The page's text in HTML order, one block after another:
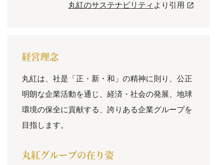
丸紅のサステナビリティ より引用
経営理念
丸紅は、社是「正・新・和」の精神に則り、公正
明朗な企業活動を通じ、経済・社会の発展、地球
環境の保全に貢献する、誇りある企業グループを
目指します。
丸紅グループの在り姿